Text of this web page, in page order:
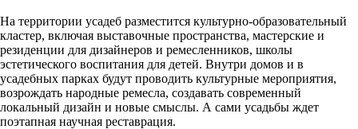
На территории усадеб разместится культурно-образовательный
кластер, включая выставочные пространства, мастерские и
резиденции для дизайнеров и ремесленников, школы
эстетического воспитания для детей. Внутри домов и в
усадебных парках будут проводить культурные мероприятия,
возрождать народные ремесла, создавать современный
локальный дизайн и новые смыслы. А сами усадьбы ждет
поэтапная научная реставрация.